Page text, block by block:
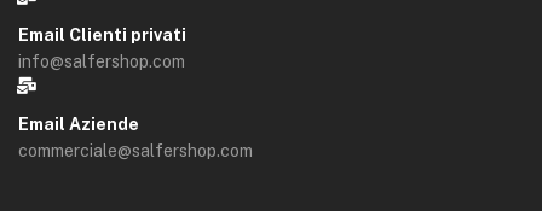
Email Clienti privati
info@salfershop.com
Email Aziende
commerciale@salfershop.com